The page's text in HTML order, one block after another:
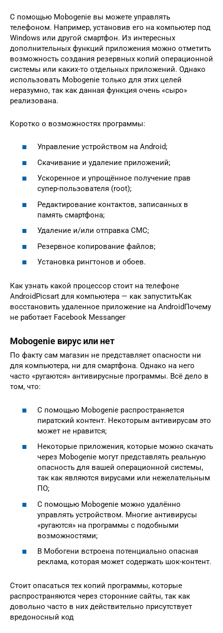
С помощью Mobogenie вы можете управлять
телефоном. Например, установив его на компьютер под
Windows или другой смартфон. Из интересных
дополнительных функций приложения можно отметить
возможность создания резервных копий операционной
системы или каких-то отдельных приложений. Однако
использовать Mobogenie только для этих целей
неразумно, так как данная функция очень «сыро»
реализована.
Коротко о возможностях программы:
Управление устройством на Android;
Скачивание и удаление приложений;
Ускоренное и упрощённое получение прав
супер-пользователя (root);
Редактирование контактов, записанных в
память смартфона;
Удаление и/или отправка СМС;
Резервное копирование файлов;
Установка рингтонов и обоев.
Как узнать какой процессор стоит на телефоне
AndroidPicsart для компьютера — как запуститьКак
восстановить удаленное приложение на AndroidПочему
не работает Facebook Messanger
Mobogenie вирус или нет
По факту сам магазин не представляет опасности ни
для компьютера, ни для смартфона. Однако на него
часто «ругаются» антивирусные программы. Всё дело в
том, что:
С помощью Mobogenie распространяется
пиратский контент. Некоторым антивирусам это
может не нравится;
Некоторые приложения, которые можно скачать
через Mobogenie могут представлять реальную
опасность для вашей операционной системы,
так как являются вирусами или нежелательным
ПО;
С помощью Mobogenie можно удалённо
управлять устройством. Многие антивирусы
«ругаются» на программы с подобными
возможностями;
В Мобогени встроена потенциально опасная
реклама, которая может содержать шок-контент.
Стоит опасаться тех копий программы, которые
распространяются через сторонние сайты, так как
довольно часто в них действительно присутствует
вредоносный код